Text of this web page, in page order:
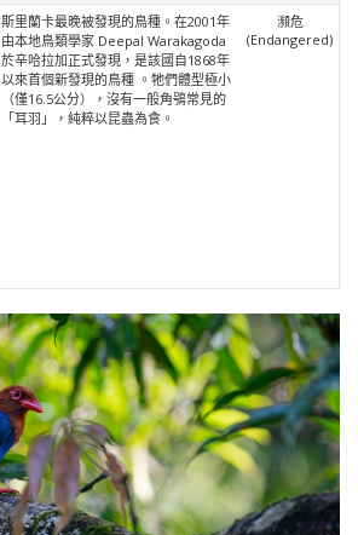
斯里蘭卡最晚被發現的鳥種。在2001年
由本地鳥類學家 Deepal Warakagoda
於辛哈拉加正式發現，是該國自1868年
以來首個新發現的鳥種 。牠們體型極小
（僅16.5公分），沒有一般角鴞常見的
「耳羽」，純粹以昆蟲為食。
瀕危
(Endangered)